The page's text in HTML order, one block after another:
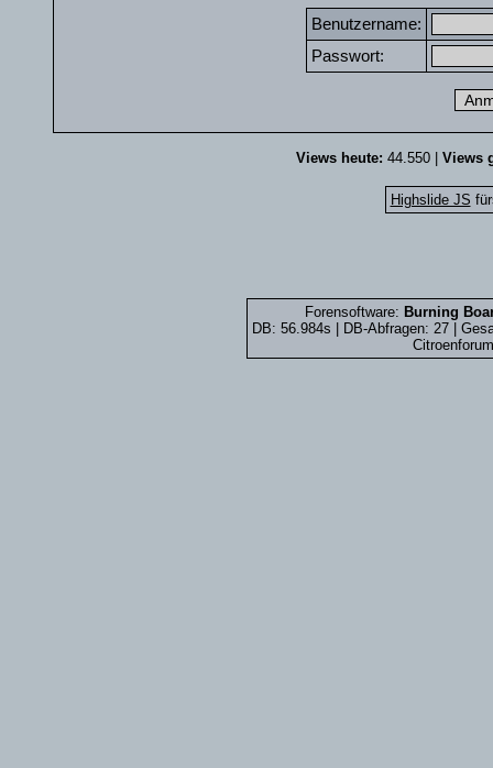
Benutzername:
Passwort:
Views heute: 44.550 | Views
Highslide JS
Forensoftware: Burning
DB: 56.984s | DB-Abfragen: 27 |